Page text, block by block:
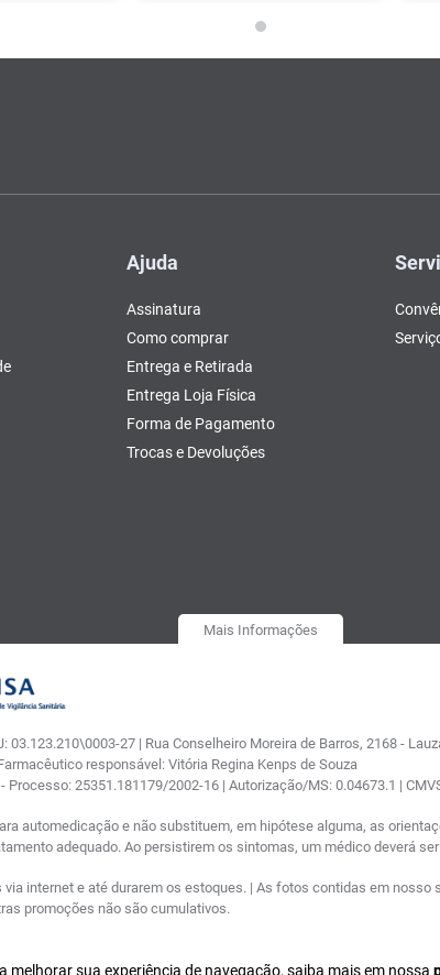
sua experiência de navegação, saiba mais em nossa
Ajuda
Assinatura
Como comprar
Entrega e Retirada
Entrega Loja Física
Forma de Pagamento
Trocas e Devoluções
Mais Informações
27 | Rua Conselheiro Moreira de Barros, 2168 -
responsável: Vitória Regina Kenps de Souza
Processo: 25351.181179/2002-16 | Autorização/MS: 0.04673.1 |
automedicação e não substituem, em hipótese alguma, as
adequado. Ao persistirem os sintomas, um médico deverá
internet e até durarem os estoques. | As fotos contidas em
promoções não são cumulativos.